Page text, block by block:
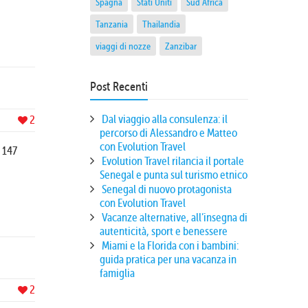
2
2
Tanzania
Thailandia
viaggi di nozze
Zanzibar
Post Recenti
Dal viaggio alla consulenza: il
percorso di Alessandro e Matteo
con Evolution Travel
Evolution Travel rilancia il portale
Senegal e punta sul turismo etnico
Senegal di nuovo protagonista
con Evolution Travel
Vacanze alternative, all’insegna di
autenticità, sport e benessere
Miami e la Florida con i bambini:
guida pratica per una vacanza in
famiglia